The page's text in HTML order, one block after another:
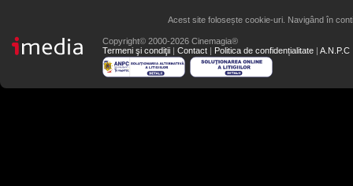
Acest site folosește cookie-uri. Navigând în
Copyright© 2000-2026 Cinemagia®
Termeni şi condiţii | Contact | Politica de confidențialitate | A.N.P.C